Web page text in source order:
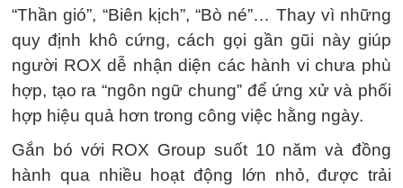
“Thần gió”, “Biên kịch”, “Bò né”… Thay vì những
quy định khô cứng, cách gọi gần gũi này giúp
người ROX dễ nhận diện các hành vi chưa phù
hợp, tạo ra “ngôn ngữ chung” để ứng xử và phối
hợp hiệu quả hơn trong công việc hằng ngày.
Gắn bó với ROX Group suốt 10 năm và đồng
hành qua nhiều hoạt động lớn nhỏ, được trải